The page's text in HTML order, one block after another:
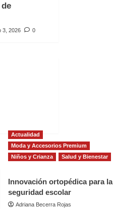
3, 2026 0
Actualidad
Moda y Accesorios Premium
Niños y Crianza
Salud y Bienestar
Innovación ortopédica para la
seguridad escolar
Adriana Becerra Rojas